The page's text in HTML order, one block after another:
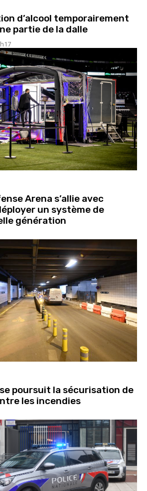
d’alcool temporairement
partie de la dalle
Arena s’allie avec
un système de
génération
poursuit la sécurisation de
les incendies